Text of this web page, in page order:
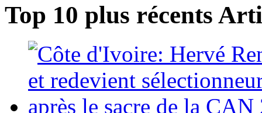
Top 10 plus récents